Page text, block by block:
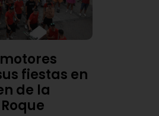
fiestas en
de la